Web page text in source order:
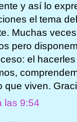
y así lo
el tema
Muchas
pero
el
que viven.
las 9:54